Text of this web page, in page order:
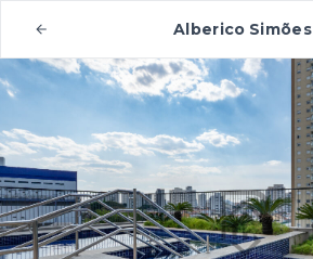
Alberico Simões